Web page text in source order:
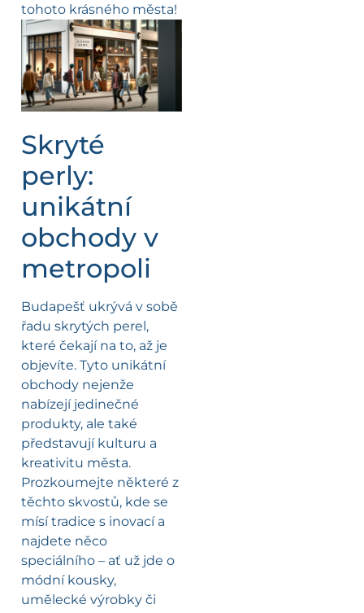
tohoto krásného města!
Skryté
perly:
unikátní
obchody v
metropoli
Budapešť ukrývá v sobě
řadu skrytých perel,
které čekají na to, až je
objevíte. Tyto unikátní
obchody nejenže
nabízejí jedinečné
produkty, ale také
představují kulturu a
kreativitu města.
Prozkoumejte některé z
těchto skvostů, kde se
mísí tradice s inovací a
najdete něco
speciálního – ať už jde o
módní kousky,
umělecké výrobky či